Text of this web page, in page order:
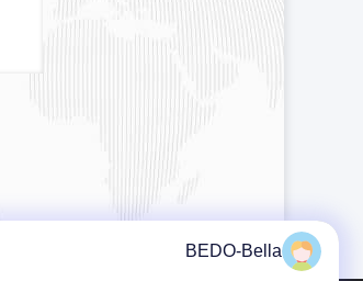
BEDO-Bella